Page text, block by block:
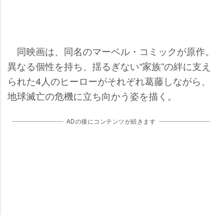
同映画は、同名のマーベル・コミックが原作。
異なる個性を持ち、揺るぎない“家族”の絆に支え
られた4人のヒーローがそれぞれ葛藤しながら、
地球滅亡の危機に立ち向かう姿を描く。
ADの後にコンテンツが続きます